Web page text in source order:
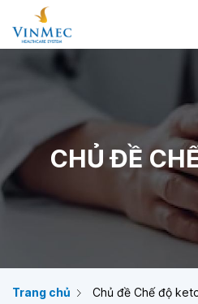
CHỦ ĐỀ
Trang chủ Chủ đề Chế độ